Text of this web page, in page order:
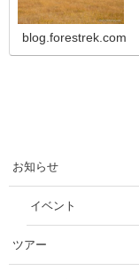
blog.forestrek.com
お知らせ
イベント
ツアー